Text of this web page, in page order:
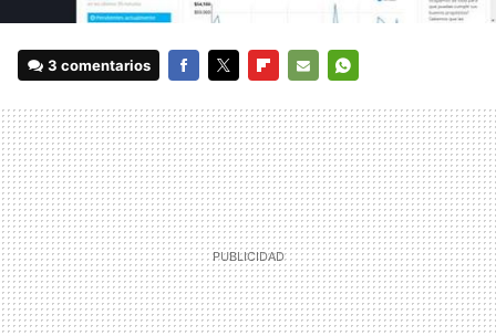
3 comentarios
MAIL